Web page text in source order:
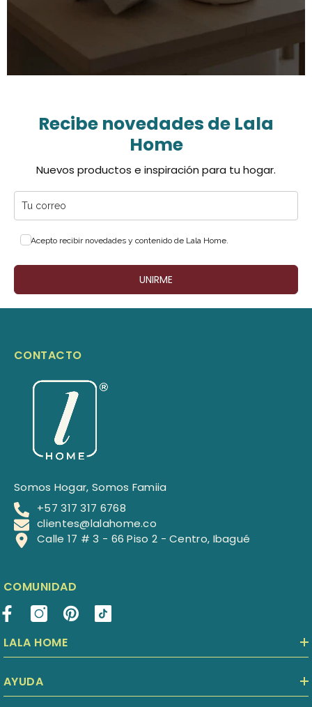
Recibe novedades de Lala
Home
Nuevos productos e inspiración para tu hogar.
Acepto recibir novedades y contenido de Lala Home.
UNIRME
CONTACTO
Somos Hogar, Somos Famiia
+57 317 317 6768
clientes@lalahome.co
Calle 17 # 3 - 66 Piso 2 - Centro, Ibagué
COMUNIDAD
LALA HOME
AYUDA